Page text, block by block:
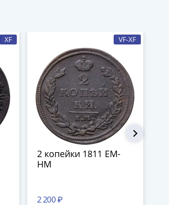
XF VF-XF
2 копейки 1811 ЕМ-
НМ
2 200 ₽